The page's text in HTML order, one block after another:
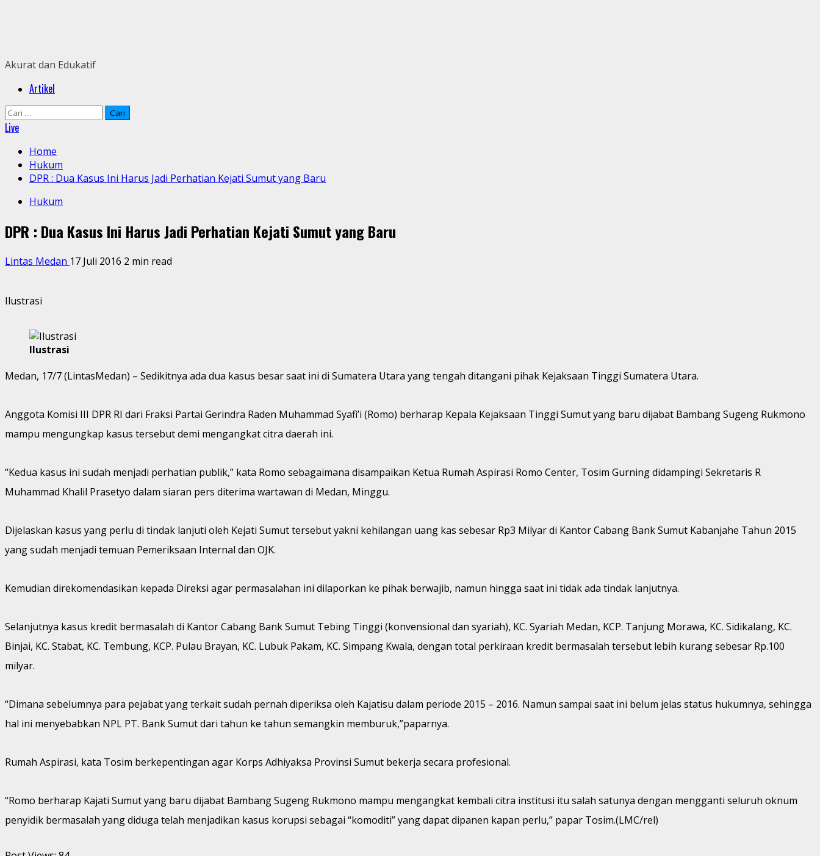
Akurat dan Edukatif
PrimaryArtikel
Cari
untuk:
Live
Home
Hukum
DPR : Dua Kasus Ini Harus Jadi Perhatian Kejati Sumut yang Baru
Hukum
DPR : Dua Kasus Ini Harus Jadi Perhatian Kejati Sumut yang Baru
Lintas Medan 17 Juli 2016 2 min read
Ilustrasi
Ilustrasi
Medan, 17/7 (LintasMedan) – Sedikitnya ada dua kasus besar saat ini di Sumatera Utara yang tengah ditangani pihak Kejaksaan Tinggi Sumatera Utara.
Anggota Komisi III DPR RI dari Fraksi Partai Gerindra Raden Muhammad Syafi’i (Romo) berharap Kepala Kejaksaan Tinggi Sumut yang baru dijabat Bambang Sugeng Rukmono
mampu mengungkap kasus tersebut demi mengangkat citra daerah ini.
“Kedua kasus ini sudah menjadi perhatian publik,” kata Romo sebagaimana disampaikan Ketua Rumah Aspirasi Romo Center, Tosim Gurning didampingi Sekretaris R
Muhammad Khalil Prasetyo dalam siaran pers diterima wartawan di Medan, Minggu.
Dijelaskan kasus yang perlu di tindak lanjuti oleh Kejati Sumut tersebut yakni kehilangan uang kas sebesar Rp3 Milyar di Kantor Cabang Bank Sumut Kabanjahe Tahun 2015
yang sudah menjadi temuan Pemeriksaan Internal dan OJK.
Kemudian direkomendasikan kepada Direksi agar permasalahan ini dilaporkan ke pihak berwajib, namun hingga saat ini tidak ada tindak lanjutnya.
Selanjutnya kasus kredit bermasalah di Kantor Cabang Bank Sumut Tebing Tinggi (konvensional dan syariah), KC. Syariah Medan, KCP. Tanjung Morawa, KC. Sidikalang, KC.
Binjai, KC. Stabat, KC. Tembung, KCP. Pulau Brayan, KC. Lubuk Pakam, KC. Simpang Kwala, dengan total perkiraan kredit bermasalah tersebut lebih kurang sebesar Rp.100
milyar.
“Dimana sebelumnya para pejabat yang terkait sudah pernah diperiksa oleh Kajatisu dalam periode 2015 – 2016. Namun sampai saat ini belum jelas status hukumnya, sehingga
hal ini menyebabkan NPL PT. Bank Sumut dari tahun ke tahun semangkin memburuk,”paparnya.
Rumah Aspirasi, kata Tosim berkepentingan agar Korps Adhiyaksa Provinsi Sumut bekerja secara profesional.
“Romo berharap Kajati Sumut yang baru dijabat Bambang Sugeng Rukmono mampu mengangkat kembali citra institusi itu salah satunya dengan mengganti seluruh oknum
penyidik bermasalah yang diduga telah menjadikan kasus korupsi sebagai “komoditi” yang dapat dipanen kapan perlu,” papar Tosim.(LMC/rel)